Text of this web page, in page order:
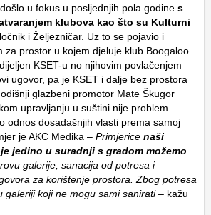
u fokus u posljednjih pola godine s
klubova kao što su Kulturni
i Željezničar. Uz to se pojavio i
za prostor u kojem djeluje klub Boogaloo
KSET-u no njihovim povlačenjem
ugovor, pa je KSET i dalje bez prostora
glazbeni promotor Mate Škugor
upravljanju u suštini nije problem
odnos dosadašnjih vlasti prema samoj
je AKC Medika – Primjerice naši
jedino u suradnji s gradom možemo
galerije, sanacija od potresa i
za korištenje prostora. Zbog potresa
galeriji koji ne mogu sami sanirati – kažu